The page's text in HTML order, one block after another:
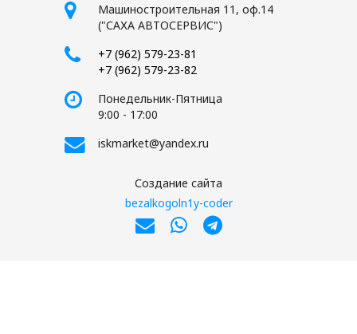
Машиностроительная 11, оф.14
("САХА АВТОСЕРВИС")
+7 (962) 579-23-81
+7 (962) 579-23-82
Понедельник-Пятница
9:00 - 17:00
iskmarket@yandex.ru
Создание сайта
bezalkogoln1y-coder